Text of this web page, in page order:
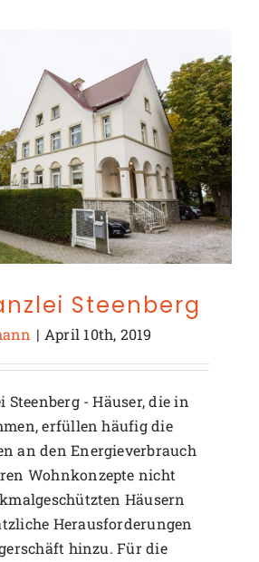
Steenberg
| April 10th, 2019
Steenberg - Häuser, die in
erfüllen häufig die
an den Energieverbrauch
Wohnkonzepte nicht
Häusern
Herausforderungen
hinzu. Für die